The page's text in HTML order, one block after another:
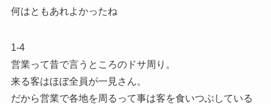
何はともあれよかったね
1-4
営業って昔で言うところのドサ周り。
来る客はほぼ全員が一見さん。
だから営業で各地を周るって事は客を食いつぶしている